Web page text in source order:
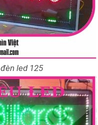
led 125